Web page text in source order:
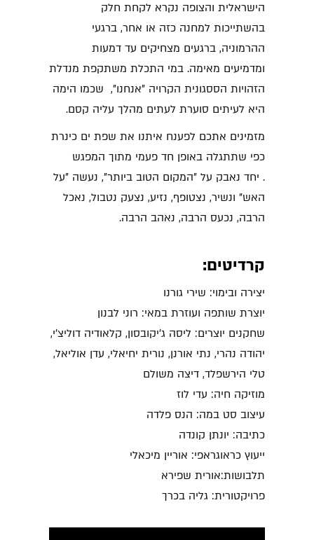
הישראלית והצופה נקרא לקחת חלק
בהשתייכות למחנה כזה או אחר, ברגעי
ההרמוניה, ברגעים מצחיקים עד דמעות
ומדמיעים מאימה. במי התכלת משתקפת מנדלת
הזהויות הססגונית הקרויה "אנחנו", שכמו הימה
היא לעיתים סוערת לעתים מהלך עליה קסם.
מזמינים אתכם לפענח איתנו את שפת ים כינרת
כפי שתתגלה באופן חד פעמי מתוך המפגש
. יחד נאבק על "המקום הטוב ביותר", נעשה "על
האש" ונשיר, נצטופף, נזיע, נצעק נטבול, נאכל
הרבה, נכעס הרבה, נאהב הרבה.
קרדיטים:
יצירה ובימוי: שירי גורנו
יוצרת שותפה ועוזרת במאי: רוני לבנון
שחקנים יוצרים: ליסה ג'יקובסון, קלאודיה דוליצ'י,
יהודה נהרי, נתי אורנן, נורית יחיאלי, עדן אוליאל,
טלי הירשפלד, דיצה משולם
מוזיקה חיה: עדי לוז
עיצוב סט במה: הנס פלדה
כתיבה: יונתן קונדה
ייעוץ כראוגראפי: אוריין מיכאלי
תלבושות:אורית שפירא
פרויקטורית: גליה בכרך